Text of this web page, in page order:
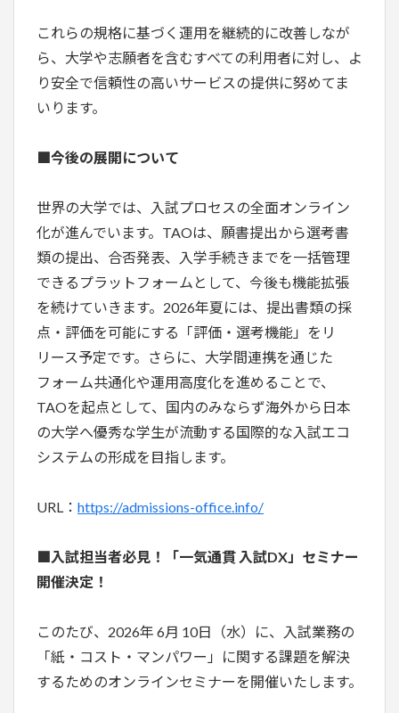
これらの規格に基づく運用を継続的に改善しなが
ら、大学や志願者を含むすべての利用者に対し、よ
り安全で信頼性の高いサービスの提供に努めてま
いります。
■今後の展開について
世界の大学では、入試プロセスの全面オンライン
化が進んでいます。TAOは、願書提出から選考書
類の提出、合否発表、入学手続きまでを一括管理
できるプラットフォームとして、今後も機能拡張
を続けていきます。2026年夏には、提出書類の採
点・評価を可能にする「評価・選考機能」をリ
リース予定です。さらに、大学間連携を通じた
フォーム共通化や運用高度化を進めることで、
TAOを起点として、国内のみならず海外から日本
の大学へ優秀な学生が流動する国際的な入試エコ
システムの形成を目指します。
URL： https://admissions-office.info/
■入試担当者必見！「一気通貫 入試DX」セミナー
開催決定！
このたび、2026年 6月 10日（水）に、入試業務の
「紙・コスト・マンパワー」に関する課題を解決
するためのオンラインセミナーを開催いたします。